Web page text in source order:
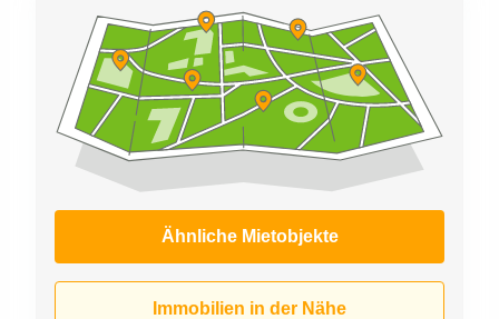
Meetingraum
Coworking
Köln
Straße 18
Hamburg
Ähnliche Mietobjekte
Immobilien in der Nähe